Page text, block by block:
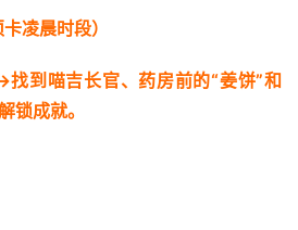
凌晨时段）
到喵吉长官、药房前的“姜饼”和
锁成就。